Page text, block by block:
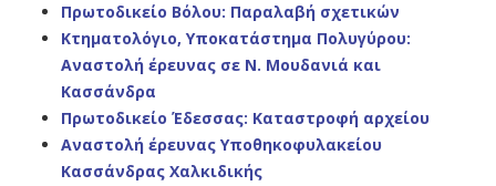
Πρωτοδικείο Βόλου: Παραλαβή σχετικών
Κτηματολόγιο, Υποκατάστημα Πολυγύρου:
Αναστολή έρευνας σε Ν. Μουδανιά και
Κασσάνδρα
Πρωτοδικείο Έδεσσας: Καταστροφή αρχείου
Αναστολή έρευνας Υποθηκοφυλακείου
Κασσάνδρας Χαλκιδικής